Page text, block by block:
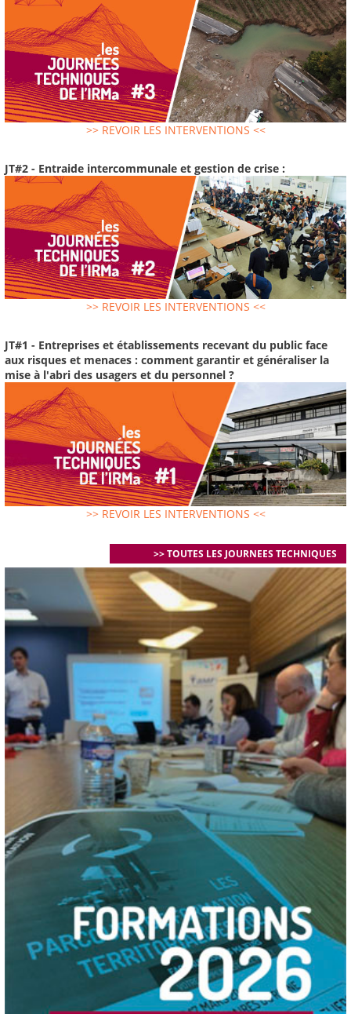
>> REVOIR LES INTERVENTIONS <<
JT#2 - Entraide intercommunale et gestion de crise :
>> REVOIR LES INTERVENTIONS <<
JT#1 - Entreprises et établissements recevant du public face
aux risques et menaces : comment garantir et généraliser la
mise à l'abri des usagers et du personnel ?
>> REVOIR LES INTERVENTIONS <<
>> TOUTES LES JOURNEES TECHNIQUES